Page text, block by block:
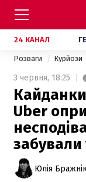
24 КАНАЛ
Розваги Курйози
3 червня, 18:25
Uber
забували
Юлія